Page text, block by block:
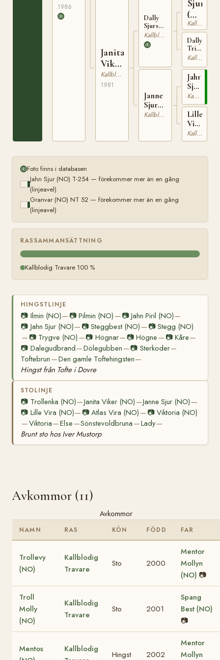
1986
Janita
Viker
(NO)
Kallblodig Travare
1981
Dally
Sjurson
(NO) N
2104
Kallblodig Travare
Janne
Sjur
(NO)Kallblodig Travare
1672
Sjur
(NO)
T-
284
Kallblodig Travare
Dally
Trinsa
(NO)
22464
Kallblodig Travare
Jahn
Sjur
(NO)
T-
254
Kallblodig Travare
Lille
Vira
(NO)
T-
Kallblodig Travare
Foto finns i databasen
Jahn Sjur (NO) T-254 — förekommer mer än en gång
(linjeavel)
Granvar (NO) NT 52 — förekommer mer än en gång
(linjeavel)
RASSAMMANSÄTTNING
Kallblodig Travare 100 %
HINGSTLINJE
📷 Ilmin (NO)— 📷Pilmin (NO) — 📷 Jahn Piril (NO)—
📷 Jahn Sjur (NO)— 📷Steggbest (NO) — 📷 Stegg (NO)
— 📷 Trygve (NO) —📷 Högnar— 📷Högne — 📷 Kåre—
📷 Dalegudbrand—Dölegubben —📷 Sterkoder—
Toftebrun —Den gamle Toftehingsten—
Hingst från Tofte i Dovre
STOLINJE
📷 Trollenka (NO)—Janita Viker (NO) —Janne Sjur (NO) —
📷 Lille Vira (NO)— 📷Atlas Vira (NO) — 📷 Viktoria (NO)
—Viktoria—Else —Sönstevoldbruna —Lady—
Brunt sto hos Iver Mustorp
Avkommor (11)
Avkommor
NAMN RAS KÖN FÖDD FAR
Trollevy
(NO)
Kallblodig
Travare
Sto 2000
Mentor
Mollyn
(NO) 📷
Troll
Molly
(NO)
Kallblodig
Travare
Sto 2001
Spang
Best (NO)
📷
Mentos
Kallblodig
Hingst 2002
Mentor
Mollyn